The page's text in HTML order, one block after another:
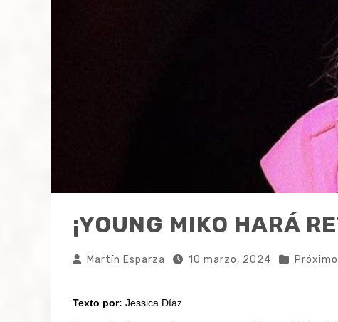
¡YOUNG MIKO HARÁ
Martín Esparza 10 marzo, 2024
Texto por: Jessica Díaz